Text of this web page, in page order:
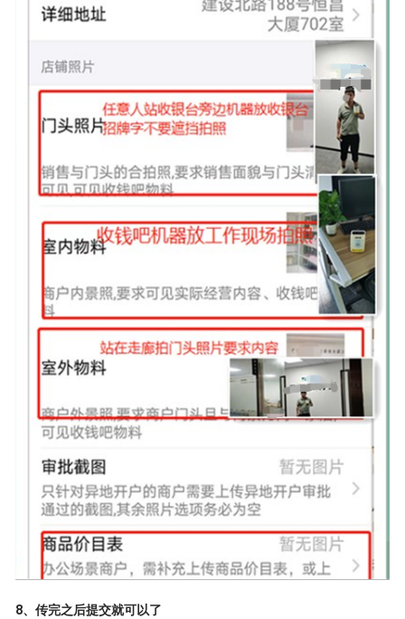
8、传完之后提交就可以了